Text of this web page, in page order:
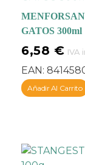
GATOS 300ml
6,58 € IVA
EAN:
Añadir Al Carrito